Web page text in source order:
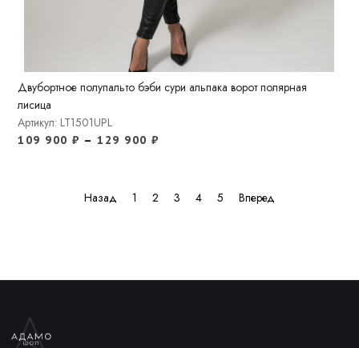
Двубортное полупальто бэби сури альпака ворот полярная
лисица
Артикул: LT1501UPL
109 900₽ – 129 900₽
Назад 1 2 3 4 5 Вперед